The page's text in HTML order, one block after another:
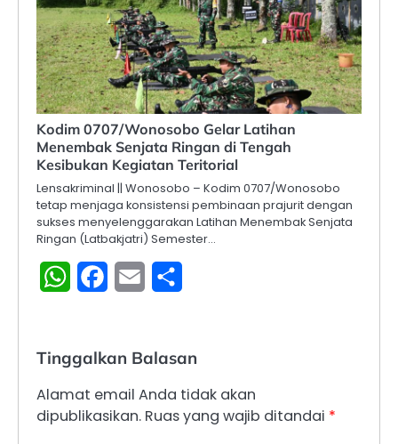
Kodim 0707/Wonosobo Gelar Latihan
Menembak Senjata Ringan di Tengah
Kesibukan Kegiatan Teritorial
Lensakriminal || Wonosobo – Kodim 0707/Wonosobo
tetap menjaga konsistensi pembinaan prajurit dengan
sukses menyelenggarakan Latihan Menembak Senjata
Ringan (Latbakjatri) Semester…
WhatsAppFacebook
Email
Tinggalkan Balasan
Alamat email Anda tidak akan
dipublikasikan. Ruas yang wajib ditandai *